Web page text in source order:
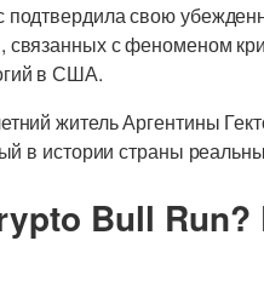
свою
связанных с феноменом
в США.
житель Аргентины
в истории страны
Bull